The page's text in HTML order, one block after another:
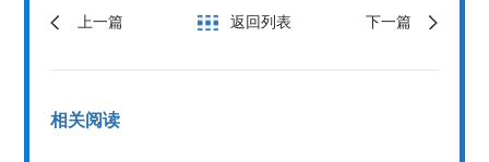
上一篇 返回列表 下一篇
相关阅读